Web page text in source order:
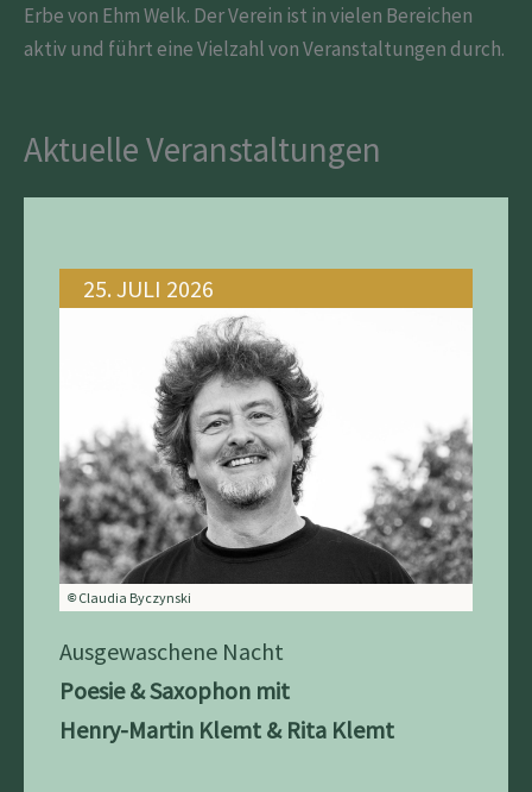
Erbe von Ehm Welk. Der Verein ist in vielen Bereichen
aktiv und führt eine Vielzahl von Veranstaltungen durch.
Aktuelle Veranstaltungen
25. JULI 2026
©Claudia Byczynski
Ausgewaschene Nacht
Poesie & Saxophon mit
Henry-Martin Klemt & Rita Klemt